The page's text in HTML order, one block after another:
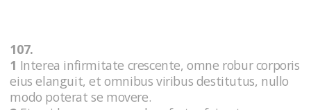
107.
1 Interea infirmitate crescente, omne robur corporis
eius elanguit, et omnibus viribus destitutus, nullo
modo poterat se movere.